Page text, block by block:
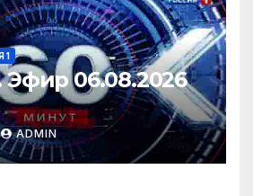
1
Эфир 06.08.2026
ADMIN